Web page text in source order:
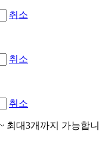
취소
취소
취소
최대3개까지 가능합니